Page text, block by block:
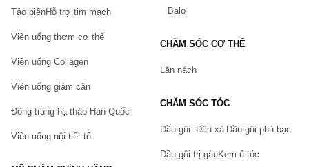
Viên uống hỗ trợ cải thiện vòng 1 Genie Boom Fat
Viên uống hỗ trợ nở mông Major Curves Butt
Đào hồng đơn Venus - Viên uống hỗ trợ cải
Một số lưu ý khi sử dụng sản phẩm hỗ trợ nở
Trong quá trình sử dụng sản phẩm hỗ trợ nở ngực thì bạn
nên lưu ý những điều sau đây :
Trong quá trình sử dụng nên kết hợp với chế độ ăn
uống, massage luyện tập để có được hiệu quả như
Tảo biểnHỗ trợ tim mạch
Viên uống thơm cơ thể
Viên uống Collagen
Viên uống giảm cân
Đông trùng hạ thảo Hàn Quốc
Viên uống nội tiết tố
Balo
CHĂM SÓC CƠ THỂ
Lăn nách
CHĂM SÓC TÓC
Dầu gội Dầu xả Dầu gội phủ bạc
Dầu gội trị gàuKem ủ tóc